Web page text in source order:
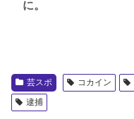
に。
芸スポ コカイン
逮捕